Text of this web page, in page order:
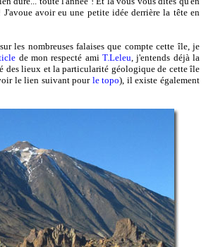
avoir eu une petite idée derrière la tête en
les nombreuses falaises que compte cette île, je
de mon respecté amiT.Leleu, j'entends déjà la
des lieux et la particularité géologique de cette île
le lien suivant pour le topo), il existe également